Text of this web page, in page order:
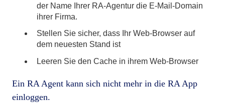
der Name Ihrer RA-Agentur die E-Mail-Domain
ihrer Firma.
Stellen Sie sicher, dass Ihr Web-Browser auf
dem neuesten Stand ist
Leeren Sie den Cache in ihrem Web-Browser
Ein RA Agent kann sich nicht mehr in die RA App
einloggen.